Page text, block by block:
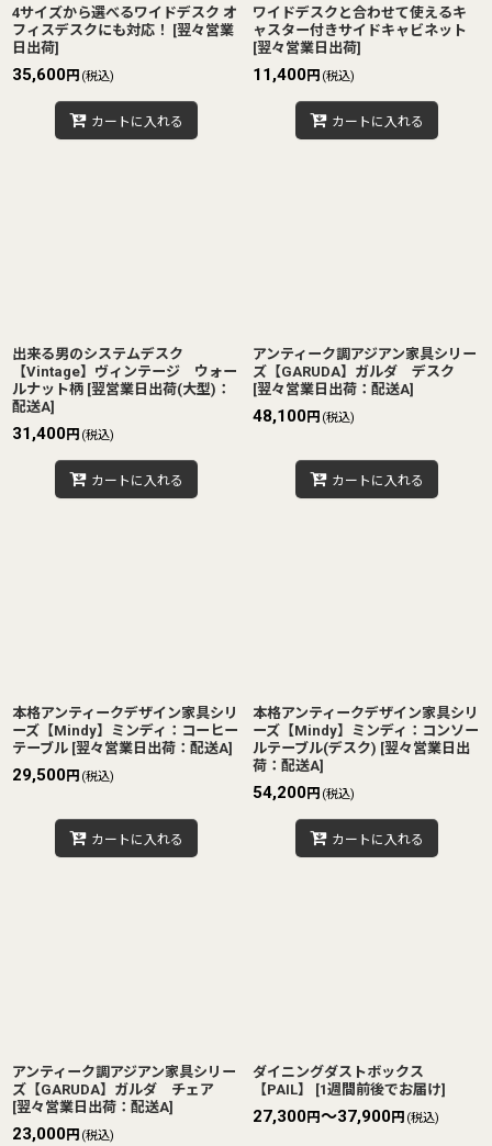
4サイズから選べるワイドデスク オ
フィスデスクにも対応！
[翌々営業
日出荷]
35,600円 (税込)
カートに入れる
ワイドデスクと合わせて使えるキ
ャスター付きサイドキャビネット
[翌々営業日出荷]
11,400円 (税込)
カートに入れる
出来る男のシステムデスク
【Vintage】ヴィンテージ ウォー
ルナット柄 [翌営業日出荷(大型)：
配送A]
31,400円 (税込)
カートに入れる
アンティーク調アジアン家具シリー
ズ【GARUDA】ガルダ デスク
[翌々営業日出荷：配送A]
48,100円 (税込)
カートに入れる
本格アンティークデザイン家具シリ
ーズ【Mindy】ミンディ：コーヒー
テーブル [翌々営業日出荷：配送A]
29,500円 (税込)
カートに入れる
本格アンティークデザイン家具シリ
ーズ【Mindy】ミンディ：コンソー
ルテーブル(デスク) [翌々営業日出
荷：配送A]
54,200円 (税込)
カートに入れる
アンティーク調アジアン家具シリー
ズ【GARUDA】ガルダ チェア
[翌々営業日出荷：配送A]
23,000円 (税込)
ダイニングダストボックス
【PAIL】
[1週間前後でお届け]
27,300円～37,900円 (税込)